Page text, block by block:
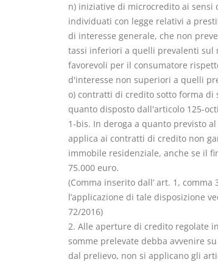
n) iniziative di microcredito ai
individuati con legge relativi a
di interesse generale, che non
tassi inferiori a quelli prevalenti sul
favorevoli per il consumatore
d'interesse non superiori a quelli
o) contratti di credito sotto forma di
quanto disposto dall'articolo 125-
1-bis. In deroga a quanto previsto
applica ai contratti di credito non
immobile residenziale, anche se il
75.000 euro.
(Comma inserito dall’ art. 1,
l’applicazione di tale disposizione
72/2016)
2. Alle aperture di credito regolate
somme prelevate debba avvenire
dal prelievo, non si applicano gli